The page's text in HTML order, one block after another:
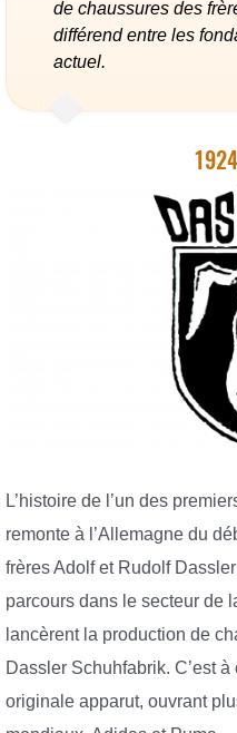
de chaussures des
différend entre les
actuel.
L’histoire de l’un des
remonte à l’Allemagne du
frères Adolf et Rudolf
parcours dans le secteur de
lancèrent la production de
Dassler Schuhfabrik. C’est
originale apparut, ouvrant